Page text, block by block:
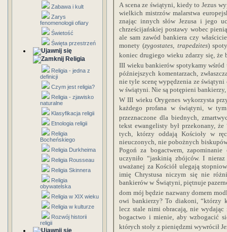
Zabawa i kult
Zarys
fenomenologii ofiary
Świetość
Święta przestrzeń
Religia
Religia - jedna z
definicji
Czym jest religia?
Religia - zjawisko
naturalne
Klasyfikacja religii
Etnologia religii
Religia
Bocheńskiego
Religia Durkheima
Religia Rousseau
Religia Skinnera
Religia
obywatelska
Religia w XIX wieku
Religia w kulturze
Rozwój historii
religii
A scena ze świątyni, kiedy to Jezus
wielkich mistrzów malarstwa
znając innych słów Jezusa i jego
chrześcijańskiej postawy wobec
ale sam zawód bankiera czy
monety (zygostates trapedzites)
koniec drugiego wieku zdarzy się, że
III wieku bankierów spotykamy wśród
późniejszych komentarzach,
nie tyle scenę wypędzenia ze
w świątyni. Nie są potępieni
W III wieku Orygenes wykorzysta
każdego profana w świątyni, w tym
przeznaczone dla biednych,
tekst ewangelisty był przekonany,
tych, którzy oddają Kościoły w
nieuczonych, nie pobożnych
Pogoń za bogactwem,
uczyniło “jaskinią zbójców. I
uważanej za Kościół ulegają
imię Chrystusa niczym się nie
bankierów w Świątyni, piętnuje
dom mój będzie nazwany domem
owi bankierzy? To diakoni, “którzy
lecz stale nimi obracają, nie wydając
bogactwo i mienie, aby wzbogacić
których stoły z pieniędzmi wywrócił